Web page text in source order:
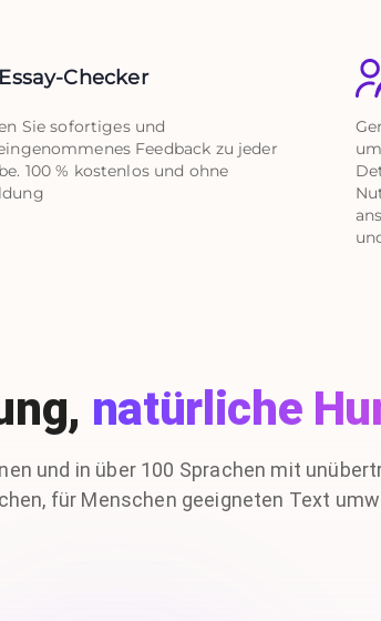
Essay-Checker
Sie sofortiges und
Feedback zu jeder
100 % kostenlos und ohne
natürliche
und in über 100 Sprachen mit
für Menschen geeigneten Text